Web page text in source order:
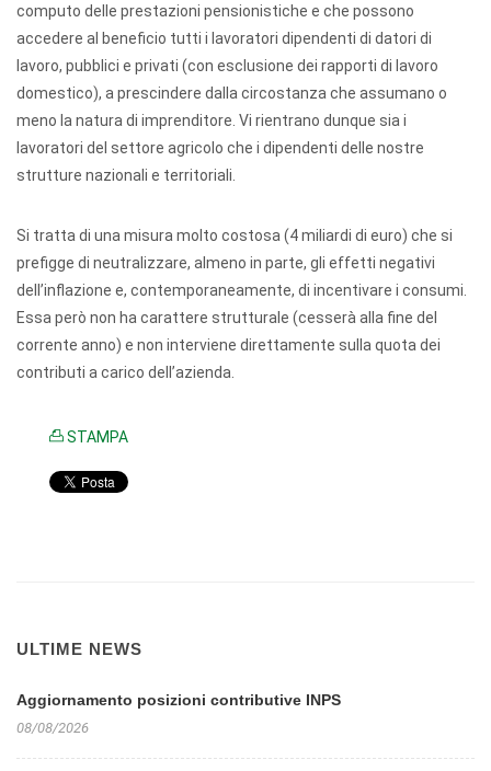
computo delle prestazioni pensionistiche e che possono
accedere al beneficio tutti i lavoratori dipendenti di datori di
lavoro, pubblici e privati (con esclusione dei rapporti di lavoro
domestico), a prescindere dalla circostanza che assumano o
meno la natura di imprenditore. Vi rientrano dunque sia i
lavoratori del settore agricolo che i dipendenti delle nostre
strutture nazionali e territoriali.
Si tratta di una misura molto costosa (4 miliardi di euro) che si
prefigge di neutralizzare, almeno in parte, gli effetti negativi
dell’inflazione e, contemporaneamente, di incentivare i consumi.
Essa però non ha carattere strutturale (cesserà alla fine del
corrente anno) e non interviene direttamente sulla quota dei
contributi a carico dell’azienda.
STAMPA
ULTIME NEWS
Aggiornamento posizioni contributive INPS
08/08/2026